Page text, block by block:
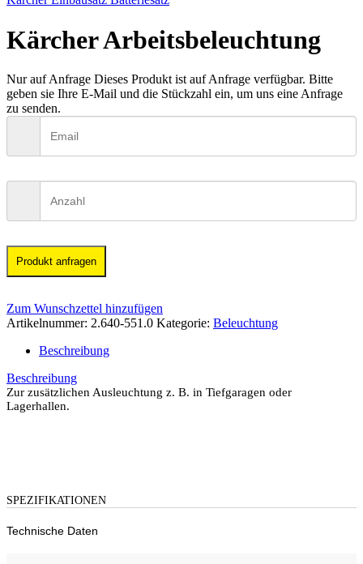
Kärcher Arbeitsbeleuchtung
Nur auf Anfrage Dieses Produkt ist auf Anfrage verfügbar. Bitte
geben sie Ihre E-Mail und die Stückzahl ein, um uns eine Anfrage
zu senden.
Produkt anfragen
Zum Wunschzettel hinzufügen
Artikelnummer: 2.640-551.0 Kategorie: Beleuchtung
Beschreibung
Beschreibung
Zur zusätzlichen Ausleuchtung z. B. in Tiefgaragen oder
Lagerhallen.
SPEZIFIKATIONEN
Technische Daten